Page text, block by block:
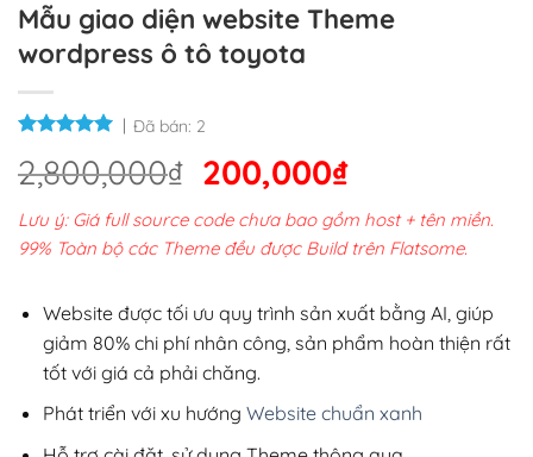
Mẫu giao diện website Theme
wordpress ô tô toyota
Đã bán: 2
2,800,000₫ Giá
gốc
là:
2,800,000₫.
200,000₫Giá
hiện
tại
200,000₫.
Lưu ý: Giá full source code chưa bao gồm host + tên miền.
99% Toàn bộ các Theme đều được Build trên Flatsome.
Website được tối ưu quy trình sản xuất bằng AI, giúp
giảm 80% chi phí nhân công, sản phẩm hoàn thiện rất
tốt với giá cả phải chăng.
Phát triển với xu hướng Website chuẩn xanh